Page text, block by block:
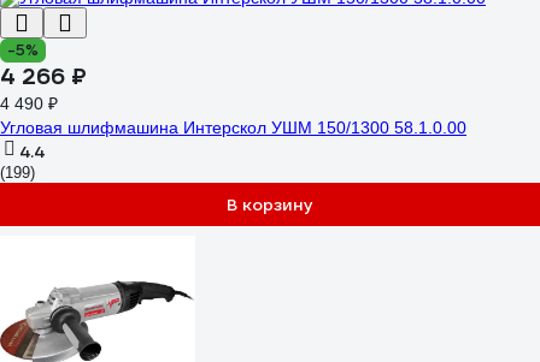
-5%
4 266 ₽
4 490 ₽
Угловая шлифмашина Интерскол УШМ 150/1300 58.1.0.00
4.4
(199)
В корзину